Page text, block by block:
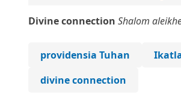
Divine connection Shalom
providensia Tuhan
divine connection